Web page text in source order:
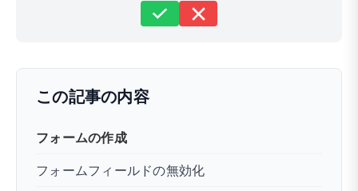
最終更新日 2025年8月7日
この記事の内容
フォームの作成
フォームフィールドの無効化